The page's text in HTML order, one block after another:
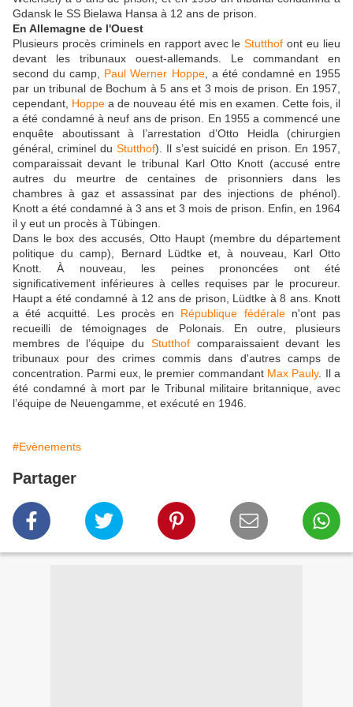
Gdansk le SS Bielawa Hansa à 12 ans de prison.
En Allemagne de l'Ouest
Plusieurs procès criminels en rapport avec leStutthof ont eu lieu
devant les tribunaux ouest-allemands. Le commandant en
second du camp, Paul Werner Hoppe, a été condamné en 1955
par un tribunal de Bochum à 5 ans et 3 mois de prison. En 1957,
cependant, Hoppe a de nouveau été mis en examen. Cette fois, il
a été condamné à neuf ans de prison. En 1955 a commencé une
enquête aboutissant à l’arrestation d’Otto Heidla (chirurgien
général, criminel du Stutthof). Il s’est suicidé en prison. En 1957,
comparaissait devant le tribunal Karl Otto Knott (accusé entre
autres du meurtre de centaines de prisonniers dans les
chambres à gaz et assassinat par des injections de phénol).
Knott a été condamné à 3 ans et 3 mois de prison. Enfin, en 1964
il y eut un procès à Tübingen.
Dans le box des accusés, Otto Haupt (membre du département
politique du camp), Bernard Lüdtke et, à nouveau, Karl Otto
Knott. À nouveau, les peines prononcées ont été
significativement inférieures à celles requises par le procureur.
Haupt a été condamné à 12 ans de prison, Lüdtke à 8 ans. Knott
a été acquitté. Les procès en République fédéralen'ont pas
recueilli de témoignages de Polonais. En outre, plusieurs
membres de l’équipe du Stutthofcomparaissaient devant les
tribunaux pour des crimes commis dans d'autres camps de
concentration. Parmi eux, le premier commandant Max Pauly. Il a
été condamné à mort par le Tribunal militaire britannique, avec
l’équipe de Neuengamme, et exécuté en 1946.
#Evènements
Partager